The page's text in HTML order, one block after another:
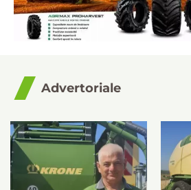
Advertoriale